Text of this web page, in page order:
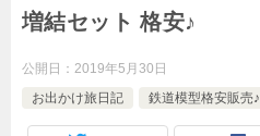
増結セット 格安♪
公開日： 2019年5月30日
お出かけ旅日記
鉄道模型格安販売♪